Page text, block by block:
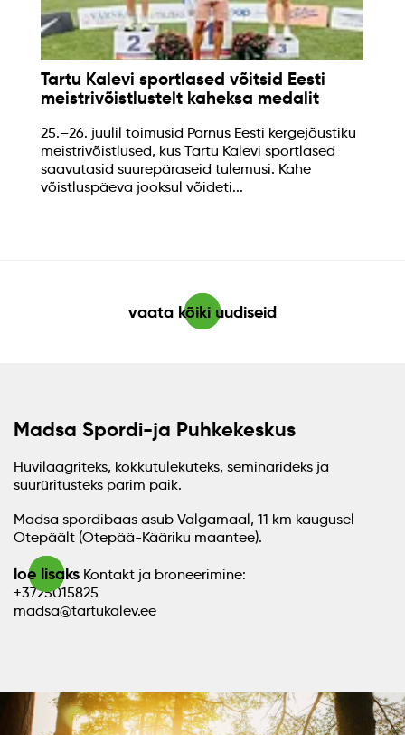
Tartu Kalevi sportlased võitsid Eesti
meistrivõistlustelt kaheksa medalit
25.–26. juulil toimusid Pärnus Eesti kergejõustiku
meistrivõistlused, kus Tartu Kalevi sportlased
saavutasid suurepäraseid tulemusi. Kahe
võistluspäeva jooksul võideti...
vaata kõiki uudiseid
Madsa Spordi-ja Puhkekeskus
Huvilaagriteks, kokkutulekuteks, seminarideks ja
suurüritusteks parim paik.
Madsa spordibaas asub Valgamaal, 11 km kaugusel
Otepäält (Otepää-Kääriku maantee).
loe lisaks Kontakt ja broneerimine:
+3725015825
madsa@tartukalev.ee